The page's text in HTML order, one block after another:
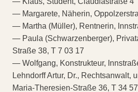
— Margarete, Näherin,
— Martha (Müller), Rentnerin,
— Paula (Schwarzenberger),
Straße 38, T 7 03 17
— Wolfgang, Konstrukteur,
Lehndorff Artur, Dr., Rechtsanwalt,
Maria-Theresien-Straße 36, T 34 57